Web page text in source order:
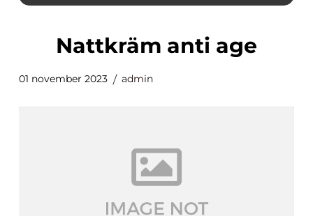
nattkräm anti age
01 november 2023 admin